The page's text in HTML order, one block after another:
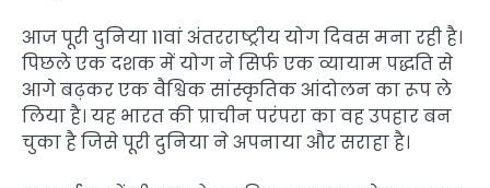
आज पूरी दुनिया 11वां अंतरराष्ट्रीय योग दिवस मना रही है।
पिछले एक दशक में योग ने सिर्फ एक व्यायाम पद्धति से
आगे बढ़कर एक वैश्विक सांस्कृतिक आंदोलन का रूप ले
लिया है। यह भारत की प्राचीन परंपरा का वह उपहार बन
चुका है जिसे पूरी दुनिया ने अपनाया और सराहा है।